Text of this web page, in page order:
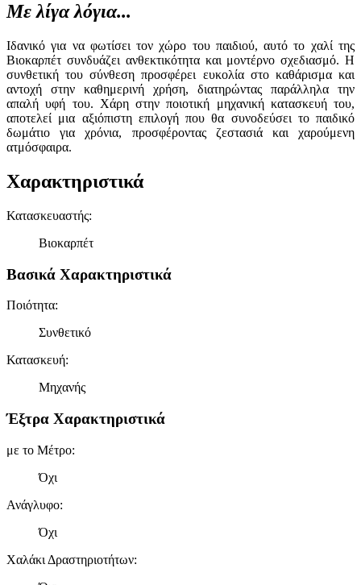
Με λίγα λόγια...
Ιδανικό για να φωτίσει τον χώρο του παιδιού, αυτό το χαλί της
Βιοκαρπέτ συνδυάζει ανθεκτικότητα και μοντέρνο σχεδιασμό. Η
συνθετική του σύνθεση προσφέρει ευκολία στο καθάρισμα και
αντοχή στην καθημερινή χρήση, διατηρώντας παράλληλα την
απαλή υφή του. Χάρη στην ποιοτική μηχανική κατασκευή του,
αποτελεί μια αξιόπιστη επιλογή που θα συνοδεύσει το παιδικό
δωμάτιο για χρόνια, προσφέροντας ζεστασιά και χαρούμενη
ατμόσφαιρα.
Χαρακτηριστικά
Κατασκευαστής:
Βιοκαρπέτ
Βασικά Χαρακτηριστικά
Ποιότητα:
Συνθετικό
Κατασκευή:
Μηχανής
Έξτρα Χαρακτηριστικά
με το Μέτρο:
Όχι
Ανάγλυφο:
Όχι
Χαλάκι Δραστηριοτήτων: